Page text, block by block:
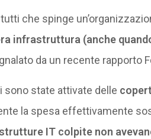
che spinge
infrastruttura (anche
da un recente rapporto
sono state attivate delle
la spesa effettivamente
IT colpite non